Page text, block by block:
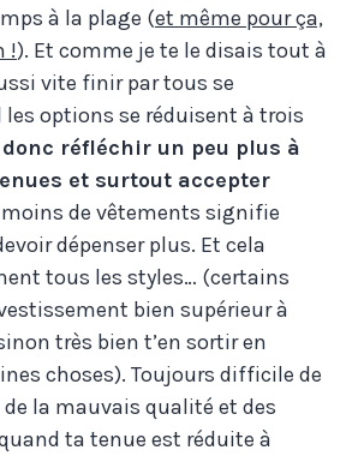
à la plage (et même pour ça,
!). Et comme je te le disais tout à
vite finir par tous se
les options se réduisent à trois
réfléchir un peu plus à
et surtout accepter
moins de vêtements signifie
dépenser plus. Et cela
tous les styles… (certains
bien supérieur à
très bien t’en sortir en
choses). Toujours difficile de
la mauvais qualité et des
ta tenue est réduite à